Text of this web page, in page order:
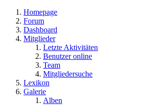
Homepage
Forum
Dashboard
Mitglieder
Letzte Aktivitäten
Benutzer online
Team
Mitgliedersuche
Lexikon
Galerie
Alben